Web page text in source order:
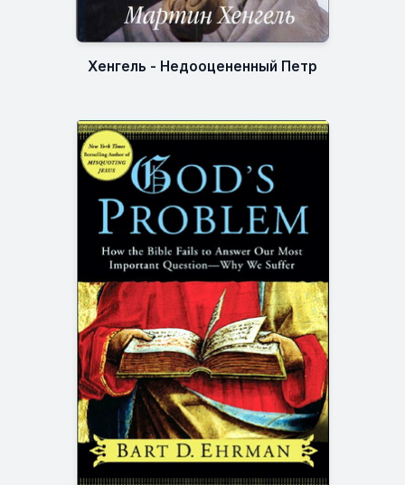
Хенгель - Недооцененный Петр